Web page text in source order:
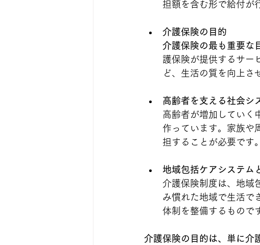
担額を含む形で給付が
介護保険の目的
介護保険の最も重要な
護保険が提供するサー
ど、生活の質を向上さ
高齢者を支える社会シ
高齢者が増加していく
作っています。家族や
担することが必要です。
地域包括ケアシステム
介護保険制度は、地域
み慣れた地域で生活で
体制を整備するもので
介護保険の目的は、単に介